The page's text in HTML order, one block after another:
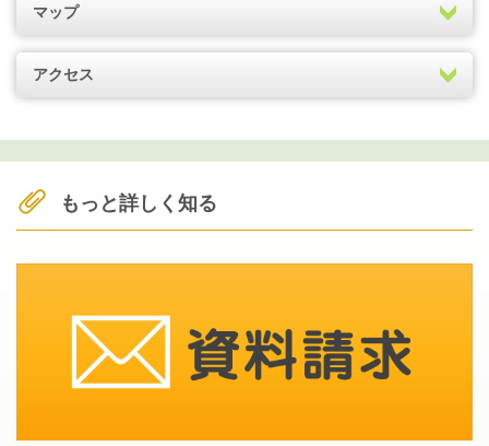
マップ
アクセス
もっと詳しく知る